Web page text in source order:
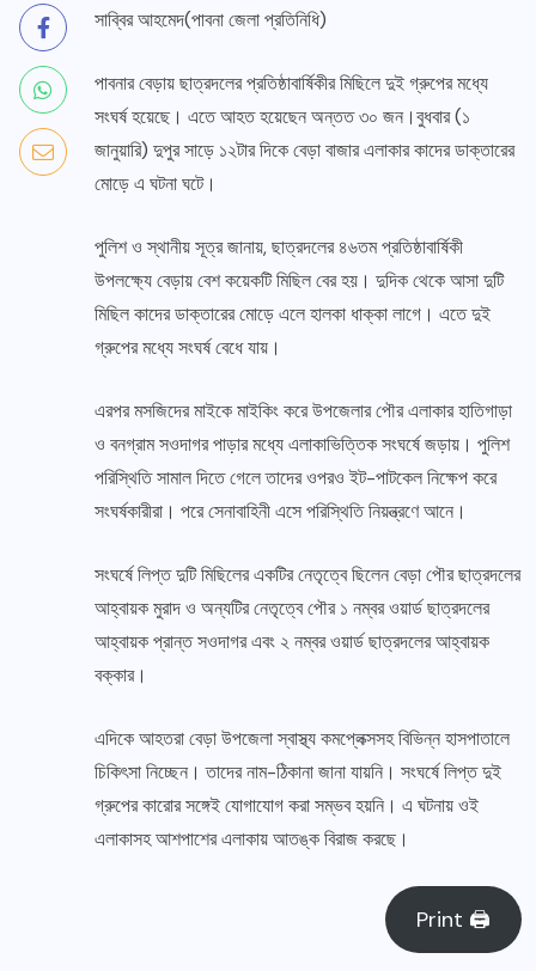
সাব্বির আহমেদ(পাবনা জেলা প্রতিনিধি)
পাবনার বেড়ায় ছাত্রদলের প্রতিষ্ঠাবার্ষিকীর মিছিলে দুই গ্রুপের মধ্যে
সংঘর্ষ হয়েছে। এতে আহত হয়েছেন অন্তত ৩০ জন।বুধবার (১
জানুয়ারি) দুপুর সাড়ে ১২টার দিকে বেড়া বাজার এলাকার কাদের ডাক্তারের
মোড়ে এ ঘটনা ঘটে।
পুলিশ ও স্থানীয় সূত্র জানায়, ছাত্রদলের ৪৬তম প্রতিষ্ঠাবার্ষিকী
উপলক্ষ্যে বেড়ায় বেশ কয়েকটি মিছিল বের হয়। দুদিক থেকে আসা দুটি
মিছিল কাদের ডাক্তারের মোড়ে এলে হালকা ধাক্কা লাগে। এতে দুই
গ্রুপের মধ্যে সংঘর্ষ বেধে যায়।
এরপর মসজিদের মাইকে মাইকিং করে উপজেলার পৌর এলাকার হাতিগাড়া
ও বনগ্রাম সওদাগর পাড়ার মধ্যে এলাকাভিত্তিক সংঘর্ষে জড়ায়। পুলিশ
পরিস্থিতি সামাল দিতে গেলে তাদের ওপরও ইট-পাটকেল নিক্ষেপ করে
সংঘর্ষকারীরা। পরে সেনাবাহিনী এসে পরিস্থিতি নিয়ন্ত্রণে আনে।
সংঘর্ষে লিপ্ত দুটি মিছিলের একটির নেতৃত্বে ছিলেন বেড়া পৌর ছাত্রদলের
আহ্বায়ক মুরাদ ও অন্যটির নেতৃত্বে পৌর ১ নম্বর ওয়ার্ড ছাত্রদলের
আহ্বায়ক প্রান্ত সওদাগর এবং ২ নম্বর ওয়ার্ড ছাত্রদলের আহ্বায়ক
বক্কার।
এদিকে আহতরা বেড়া উপজেলা স্বাস্থ্য কমপ্লেক্সসহ বিভিন্ন হাসপাতালে
চিকিৎসা নিচ্ছেন। তাদের নাম-ঠিকানা জানা যায়নি। সংঘর্ষে লিপ্ত দুই
গ্রুপের কারোর সঙ্গেই যোগাযোগ করা সম্ভব হয়নি। এ ঘটনায় ওই
এলাকাসহ আশপাশের এলাকায় আতঙ্ক বিরাজ করছে।
Print 🖨